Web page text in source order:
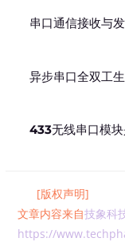
串口通信接收与
异步串口全双工
433无线串口模
[版权声明]
文章内容来自技象科
https://